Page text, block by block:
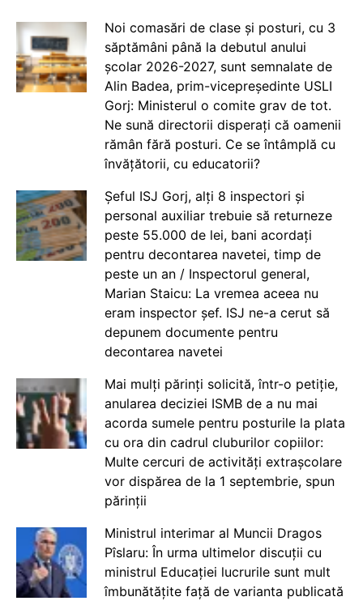
Noi comasări de clase și posturi, cu 3
săptămâni până la debutul anului
școlar 2026-2027, sunt semnalate de
Alin Badea, prim-vicepreședinte USLI
Gorj: Ministerul o comite grav de tot.
Ne sună directorii disperați că oamenii
rămân fără posturi. Ce se întâmplă cu
învățătorii, cu educatorii?
Șeful ISJ Gorj, alți 8 inspectori și
personal auxiliar trebuie să returneze
peste 55.000 de lei, bani acordați
pentru decontarea navetei, timp de
peste un an / Inspectorul general,
Marian Staicu: La vremea aceea nu
eram inspector șef. ISJ ne-a cerut să
depunem documente pentru
decontarea navetei
Mai mulți părinți solicită, într-o petiție,
anularea deciziei ISMB de a nu mai
acorda sumele pentru posturile la plata
cu ora din cadrul cluburilor copiilor:
Multe cercuri de activități extrașcolare
vor dispărea de la 1 septembrie, spun
părinții
Ministrul interimar al Muncii Dragos
Pîslaru: În urma ultimelor discuții cu
ministrul Educației lucrurile sunt mult
îmbunătățite față de varianta publicată